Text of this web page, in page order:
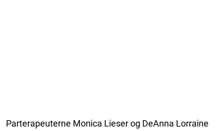
Parterapeuterne Monica Lieser og DeAnna Lorraine